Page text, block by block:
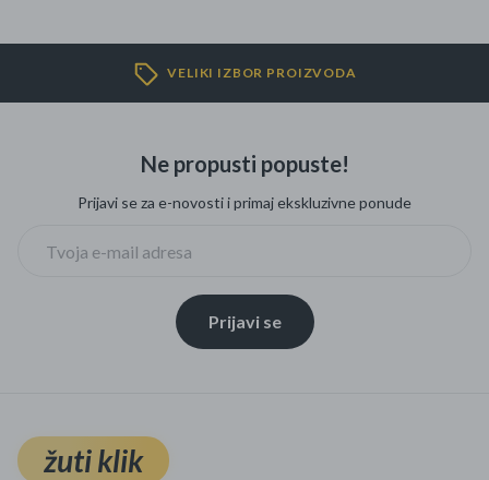
VELIKI IZBOR PROIZVODA
Ne propusti popuste!
Prijavi se za e-novosti i primaj ekskluzivne ponude
Prijavi se
žuti klik